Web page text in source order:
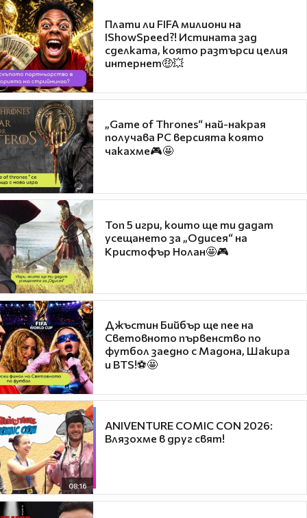
Плати ли FIFA милиони на
IShowSpeed?! Истината зад
сделката, която разтърси целия
интернет🤑💥
„Game of Thrones“ най-накрая
получава PC версията която
чакахме🎮🤩
Топ 5 игри, които ще ти дадат
усещането за „Одисея“ на
Кристофър Нолан🤩🎮
Джъстин Бийбър ще пее на
Световното първенство по
футбол заедно с Мадона, Шакира
и BTS!⚽🤩
08:16
ANIVENTURE COMIC CON 2026:
Влязохме в друг свят!